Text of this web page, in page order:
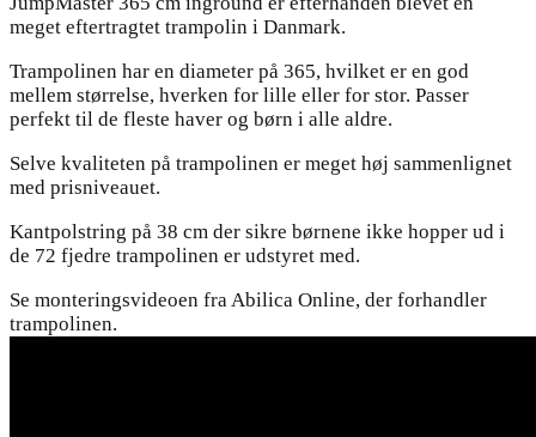
meget eftertragtet trampolin i Danmark.
Trampolinen har en diameter på 365, hvilket er en god
mellem størrelse, hverken for lille eller for stor. Passer
perfekt til de fleste haver og børn i alle aldre.
Selve kvaliteten på trampolinen er meget høj sammenlignet
med prisniveauet.
Kantpolstring på 38 cm der sikre børnene ikke hopper ud i
de 72 fjedre trampolinen er udstyret med.
Se monteringsvideoen fra Abilica Online, der forhandler
trampolinen.